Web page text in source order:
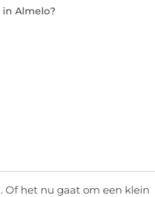
Almelo?
Of het nu gaat om een klein